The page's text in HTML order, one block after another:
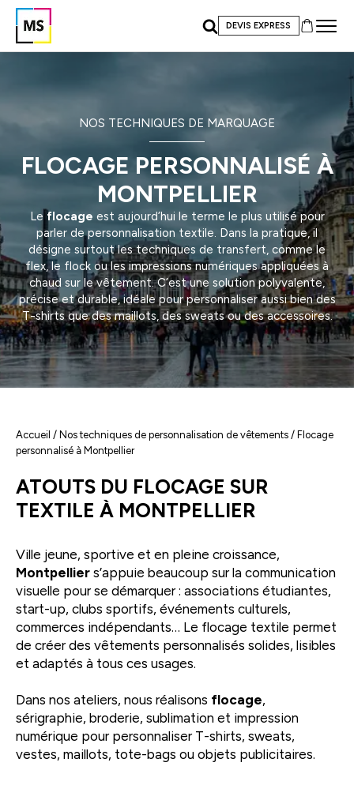
DEVIS EXPRESS
NOS TECHNIQUES DE MARQUAGE
FLOCAGE PERSONNALISÉ À
MONTPELLIER
Le flocage est aujourd’hui le terme le plus utilisé pour
parler de personnalisation textile. Dans la pratique, il
désigne surtout les techniques de transfert, comme le
flex, le flock ou les impressions numériques appliquées à
chaud sur le vêtement. C’est une solution polyvalente,
précise et durable, idéale pour personnaliser aussi bien des
T-shirts que des maillots, des sweats ou des accessoires.
Accueil / Nos techniques de personnalisation de vêtements / Flocage
personnalisé à Montpellier
ATOUTS DU FLOCAGE SUR
TEXTILE À MONTPELLIER
Ville jeune, sportive et en pleine croissance,
Montpellier s’appuie beaucoup sur la communication
visuelle pour se démarquer : associations étudiantes,
start-up, clubs sportifs, événements culturels,
commerces indépendants… Le flocage textile permet
de créer des vêtements personnalisés solides, lisibles
et adaptés à tous ces usages.
Dans nos ateliers, nous réalisons flocage,
sérigraphie, broderie, sublimation et impression
numérique pour personnaliser T-shirts, sweats,
vestes, maillots, tote-bags ou objets publicitaires.